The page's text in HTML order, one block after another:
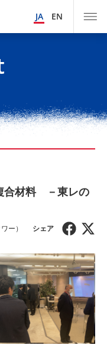
JA EN
合材料 －東レの
ー）